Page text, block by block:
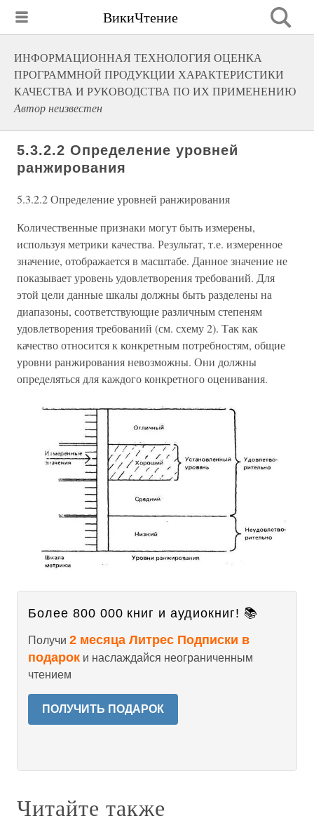
ВикиЧтение
ИНФОРМАЦИОННАЯ ТЕХНОЛОГИЯ ОЦЕНКА
ПРОГРАММНОЙ ПРОДУКЦИИ ХАРАКТЕРИСТИКИ
КАЧЕСТВА И РУКОВОДСТВА ПО ИХ ПРИМЕНЕНИЮ
Автор неизвестен
5.3.2.2 Определение уровней
ранжирования
5.3.2.2 Определение уровней ранжирования
Количественные признаки могут быть измерены,
используя метрики качества. Результат, т.е. измеренное
значение, отображается в масштабе. Данное значение не
показывает уровень удовлетворения требований. Для
этой цели данные шкалы должны быть разделены на
диапазоны, соответствующие различным степеням
удовлетворения требований (см. схему 2). Так как
качество относится к конкретным потребностям, общие
уровни ранжирования невозможны. Они должны
определяться для каждого конкретного оценивания.
Более 800 000 книг и аудиокниг! 📚
Получи 2 месяца Литрес Подписки в
подарок и наслаждайся неограниченным
чтением
ПОЛУЧИТЬ ПОДАРОК
Читайте также